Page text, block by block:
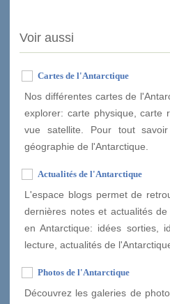
Voir aussi
Cartes de l'Antarctique
Nos différentes cartes de
explorer: carte physique, carte
vue satellite. Pour tout
géographie de l'Antarctique.
Actualités de l'Antarctique
L'espace blogs permet de
dernières notes et actualités de
en Antarctique: idées sorties,
lecture, actualités de
Photos de l'Antarctique
Découvrez les galeries de